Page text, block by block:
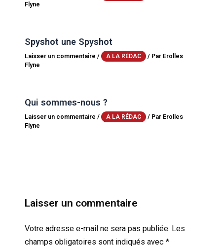
Flyne
Spyshot une Spyshot
Laisser un commentaire / A LA RÉDAC / Par Erolles
Flyne
Qui sommes-nous ?
Laisser un commentaire / A LA RÉDAC / Par Erolles
Flyne
Laisser un commentaire
Votre adresse e-mail ne sera pas publiée. Les
champs obligatoires sont indiqués avec *